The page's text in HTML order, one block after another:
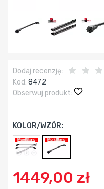
Dodaj recenzję:
Kod: 8472
Obserwuj produkt:
KOLOR/WZÓR:
1449,00 zł